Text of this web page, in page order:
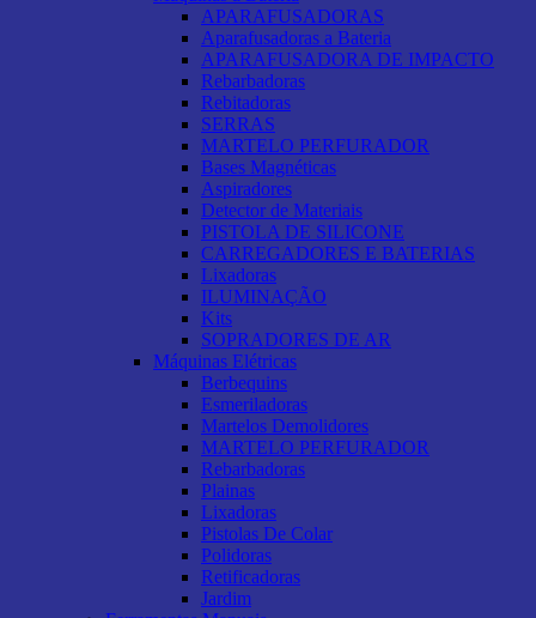
APARAFUSADORAS
Aparafusadoras a Bateria
APARAFUSADORA DE IMPACTO
Rebarbadoras
Rebitadoras
SERRAS
MARTELO PERFURADOR
Bases Magnéticas
Aspiradores
Detector de Materiais
PISTOLA DE SILICONE
CARREGADORES E BATERIAS
Lixadoras
ILUMINAÇÃO
Kits
SOPRADORES DE AR
Máquinas Elétricas
Berbequins
Esmeriladoras
Martelos Demolidores
MARTELO PERFURADOR
Rebarbadoras
Plainas
Lixadoras
Pistolas De Colar
Polidoras
Retificadoras
Jardim